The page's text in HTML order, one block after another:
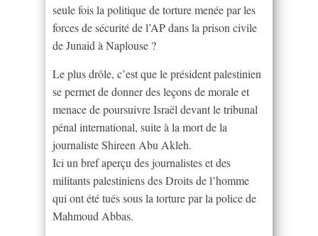
seule fois la politique de torture menée par les
forces de sécurité de l’AP dans la prison civile
de Junaid à Naplouse ?
Le plus drôle, c’est que le président palestinien
se permet de donner des leçons de morale et
menace de poursuivre Israël devant le tribunal
pénal international, suite à la mort de la
journaliste Shireen Abu Akleh.
Ici un bref aperçu des journalistes et des
militants palestiniens des Droits de l’homme
qui ont été tués sous la torture par la police de
Mahmoud Abbas.